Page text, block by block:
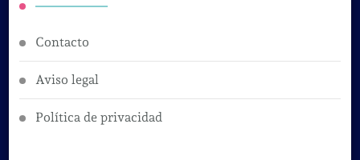
Contacto
Aviso legal
Política de privacidad